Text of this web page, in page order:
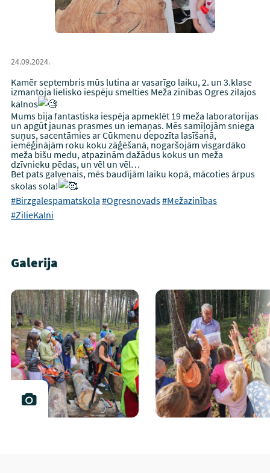
24.09.2024.
Kamēr septembris mūs lutina ar vasarīgo laiku, 2. un 3.klase
izmantoja lielisko iespēju smelties Meža zinības Ogres zilajos
kalnos
Mums bija fantastiska iespēja apmeklēt 19 meža laboratorijas
un apgūt jaunas prasmes un iemaņas. Mēs samīļojām sniega
suņus, sacentāmies ar Cūkmenu depozīta lasīšanā,
iemēģinājām roku koku zāģēšanā, nogaršojām visgardāko
meža bišu medu, atpazinām dažādus kokus un meža
dzīvnieku pēdas, un vēl un vēl…
Bet pats galvenais, mēs baudījām laiku kopā, mācoties ārpus
skolas sola!
#Birzgalespamatskola #Ogresnovads#Mežazinības
#ZilieKalni
Galerija